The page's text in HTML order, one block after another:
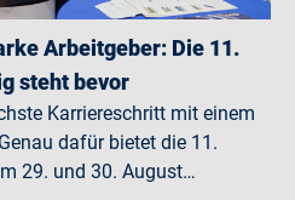
Arbeitgeber: Die 11.
steht bevor
Karriereschritt mit einem
dafür bietet die 11.
29. und 30. August…